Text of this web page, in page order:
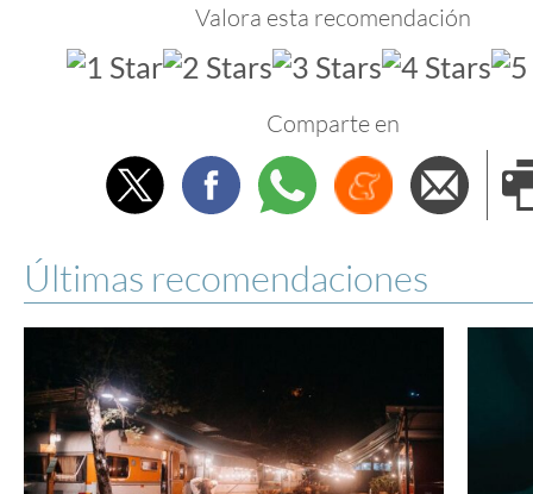
Valora esta recomendación
Comparte en
TwitterFacebookWhatsappMenéame
Últimas recomendaciones